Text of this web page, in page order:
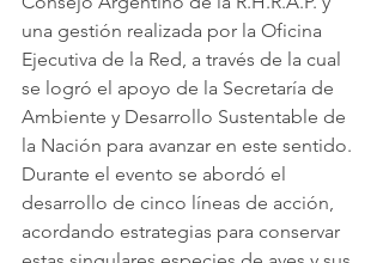
una gestión realizada por la Oficina
Ejecutiva de la Red, a través de la cual
se logró el apoyo de la Secretaría de
Ambiente y Desarrollo Sustentable de
la Nación para avanzar en este sentido.
Durante el evento se abordó el
desarrollo de cinco líneas de acción,
acordando estrategias para conservar